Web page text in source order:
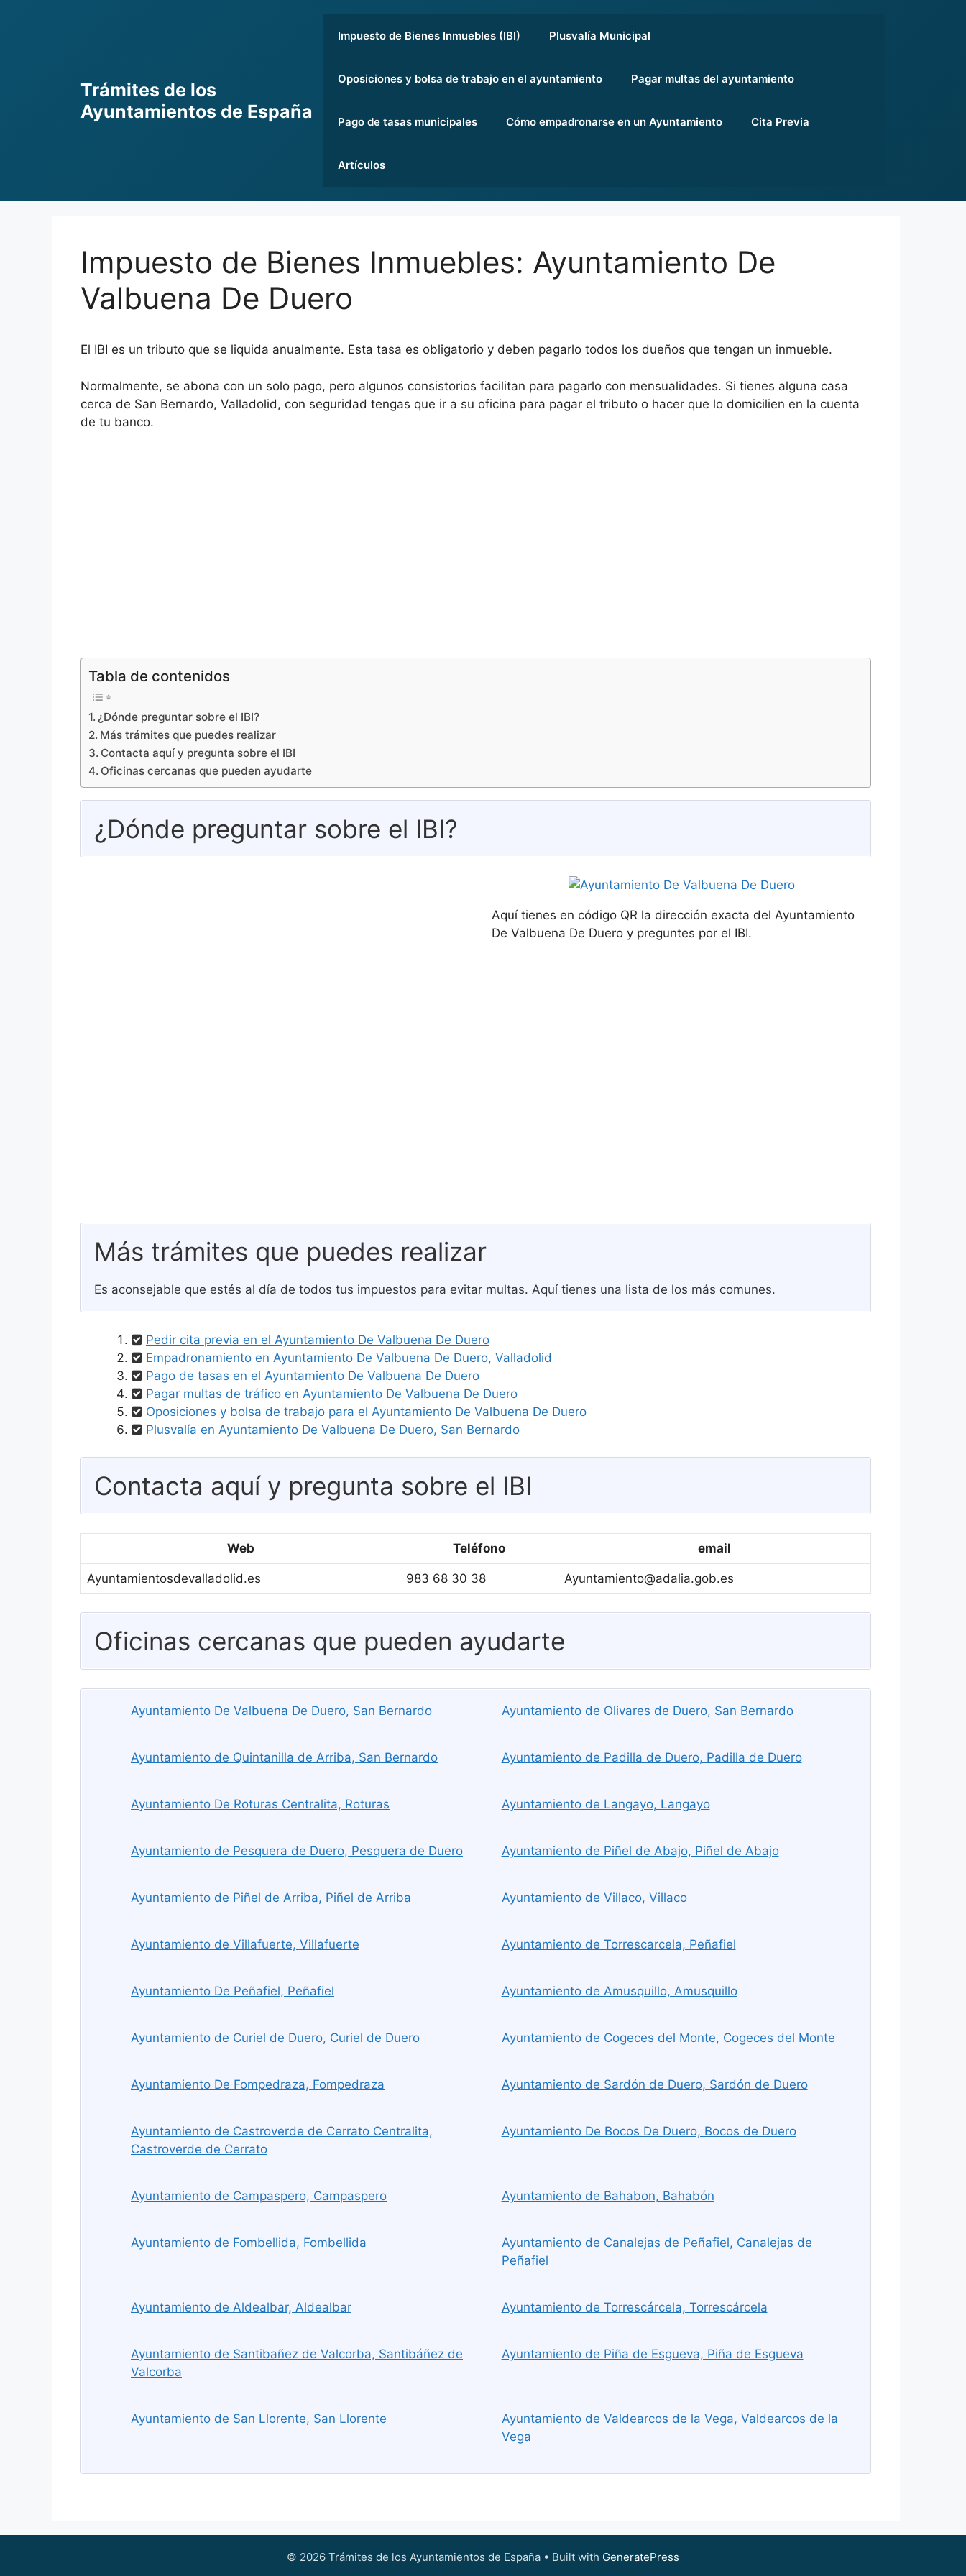
Trámites de los
Ayuntamientos de España
Impuesto de Bienes Inmuebles (IBI) Plusvalía Municipal
Oposiciones y bolsa de trabajo en el ayuntamiento Pagar multas del ayuntamiento
Pago de tasas municipales Cómo empadronarse en un Ayuntamiento Cita Previa
Artículos
Impuesto de Bienes Inmuebles: Ayuntamiento De
Valbuena De Duero
El IBI es un tributo que se liquida anualmente. Esta tasa es obligatorio y deben pagarlo todos los dueños que tengan un inmueble.
Normalmente, se abona con un solo pago, pero algunos consistorios facilitan para pagarlo con mensualidades. Si tienes alguna casa
cerca de San Bernardo, Valladolid, con seguridad tengas que ir a su oficina para pagar el tributo o hacer que lo domicilien en la cuenta
de tu banco.
Tabla de contenidos
¿Dónde preguntar sobre el IBI?
Más trámites que puedes realizar
Contacta aquí y pregunta sobre el IBI
Oficinas cercanas que pueden ayudarte
¿Dónde preguntar sobre el IBI?
Aquí tienes en código QR la dirección exacta del Ayuntamiento
De Valbuena De Duero y preguntes por el IBI.
Más trámites que puedes realizar
Es aconsejable que estés al día de todos tus impuestos para evitar multas. Aquí tienes una lista de los más comunes.
Pedir cita previa en el Ayuntamiento De Valbuena De Duero
Empadronamiento en Ayuntamiento De Valbuena De Duero, Valladolid
Pago de tasas en el Ayuntamiento De Valbuena De Duero
Pagar multas de tráfico en Ayuntamiento De Valbuena De Duero
Oposiciones y bolsa de trabajo para el Ayuntamiento De Valbuena De Duero
Plusvalía en Ayuntamiento De Valbuena De Duero, San Bernardo
Contacta aquí y pregunta sobre el IBI
Web Teléfono email
Ayuntamientosdevalladolid.es 983 68 30 38 Ayuntamiento@adalia.gob.es
Oficinas cercanas que pueden ayudarte
Ayuntamiento De Valbuena De Duero, San Bernardo Ayuntamiento de Olivares de Duero, San Bernardo
Ayuntamiento de Quintanilla de Arriba, San Bernardo Ayuntamiento de Padilla de Duero, Padilla de Duero
Ayuntamiento De Roturas Centralita, Roturas Ayuntamiento de Langayo, Langayo
Ayuntamiento de Pesquera de Duero, Pesquera de Duero Ayuntamiento de Piñel de Abajo, Piñel de Abajo
Ayuntamiento de Piñel de Arriba, Piñel de Arriba Ayuntamiento de Villaco, Villaco
Ayuntamiento de Villafuerte, Villafuerte Ayuntamiento de Torrescarcela, Peñafiel
Ayuntamiento De Peñafiel, Peñafiel Ayuntamiento de Amusquillo, Amusquillo
Ayuntamiento de Curiel de Duero, Curiel de Duero Ayuntamiento de Cogeces del Monte, Cogeces del Monte
Ayuntamiento De Fompedraza, Fompedraza Ayuntamiento de Sardón de Duero, Sardón de Duero
Ayuntamiento de Castroverde de Cerrato Centralita,
Castroverde de Cerrato
Ayuntamiento De Bocos De Duero, Bocos de Duero
Ayuntamiento de Campaspero, Campaspero Ayuntamiento de Bahabon, Bahabón
Ayuntamiento de Fombellida, Fombellida
Ayuntamiento de Canalejas de Peñafiel, Canalejas de
Peñafiel
Ayuntamiento de Aldealbar, Aldealbar Ayuntamiento de Torrescárcela, Torrescárcela
Ayuntamiento de Santibañez de Valcorba, Santibáñez de
Valcorba
Ayuntamiento de Piña de Esgueva, Piña de Esgueva
Ayuntamiento de San Llorente, San Llorente
Ayuntamiento de Valdearcos de la Vega, Valdearcos de la
Vega
© 2026 Trámites de los Ayuntamientos de España • Built with GeneratePress